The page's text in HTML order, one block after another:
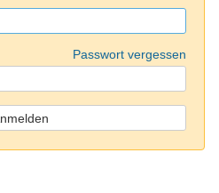
Passwort vergessen